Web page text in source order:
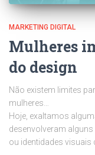
MARKETING DIGITAL
Mulheres
do design
Não existem limites
mulheres…
Hoje, exaltamos
desenvolveram
ou identidades visuais